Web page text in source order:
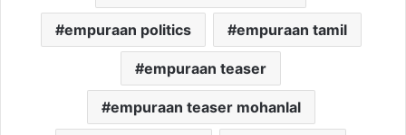
empuraan politics empuraan tamil
empuraan teaser
empuraan teaser mohanlal